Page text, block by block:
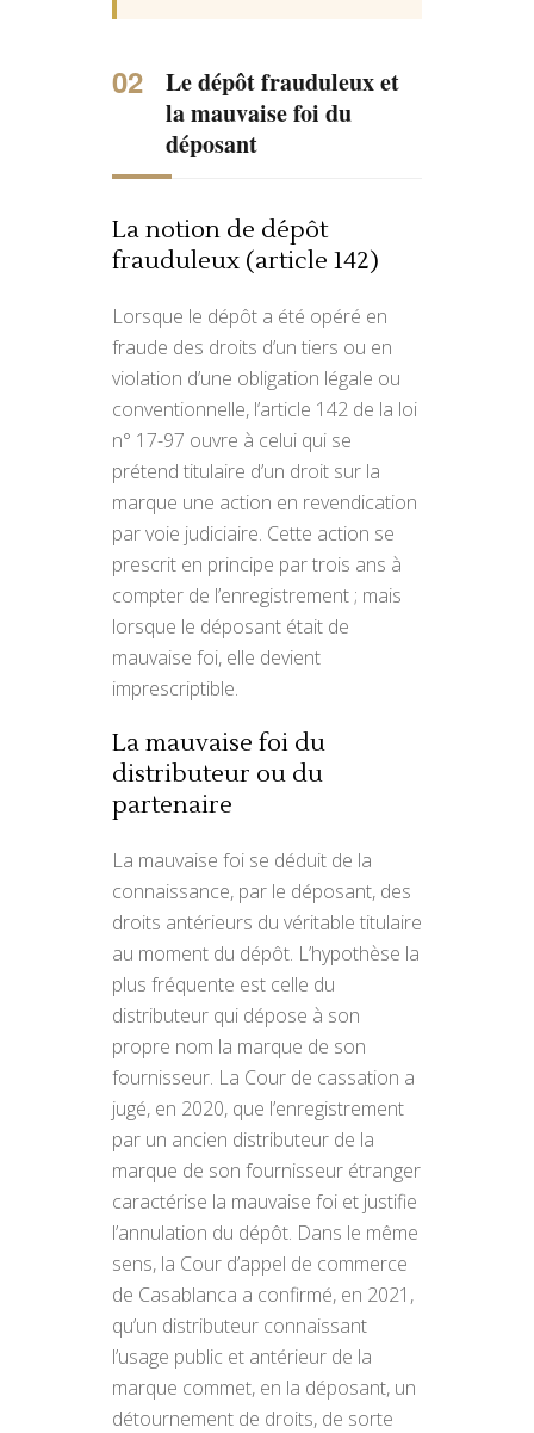
Le dépôt frauduleux et
la mauvaise foi du
déposant
La notion de dépôt
frauduleux (article 142)
Lorsque le dépôt a été opéré en
fraude des droits d’un tiers ou en
violation d’une obligation légale ou
conventionnelle, l’article 142 de la loi
n° 17-97 ouvre à celui qui se
prétend titulaire d’un droit sur la
marque une action en revendication
par voie judiciaire. Cette action se
prescrit en principe par trois ans à
compter de l’enregistrement ; mais
lorsque le déposant était de
mauvaise foi, elle devient
imprescriptible.
La mauvaise foi du
distributeur ou du
partenaire
La mauvaise foi se déduit de la
connaissance, par le déposant, des
droits antérieurs du véritable titulaire
au moment du dépôt. L’hypothèse la
plus fréquente est celle du
distributeur qui dépose à son
propre nom la marque de son
fournisseur. La Cour de cassation a
jugé, en 2020, que l’enregistrement
par un ancien distributeur de la
marque de son fournisseur étranger
caractérise la mauvaise foi et justifie
l’annulation du dépôt. Dans le même
sens, la Cour d’appel de commerce
de Casablanca a confirmé, en 2021,
qu’un distributeur connaissant
l’usage public et antérieur de la
marque commet, en la déposant, un
détournement de droits, de sorte